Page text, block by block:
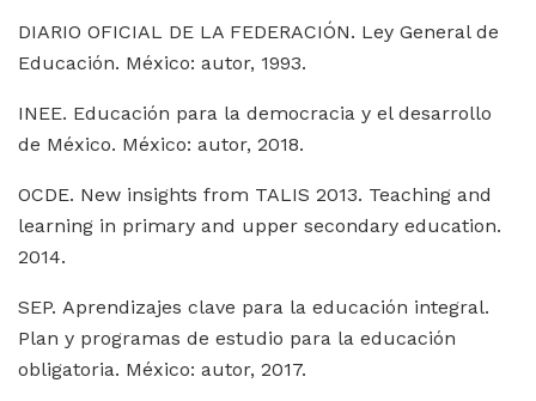
DIARIO OFICIAL DE LA FEDERACIÓN. Ley General de
Educación. México: autor, 1993.
INEE. Educación para la democracia y el desarrollo
de México. México: autor, 2018.
OCDE. New insights from TALIS 2013. Teaching and
learning in primary and upper secondary education.
2014.
SEP. Aprendizajes clave para la educación integral.
Plan y programas de estudio para la educación
obligatoria. México: autor, 2017.